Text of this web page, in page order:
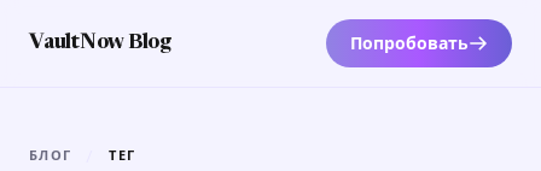
VaultNow Blog Попробовать
БЛОГ ТЕГ